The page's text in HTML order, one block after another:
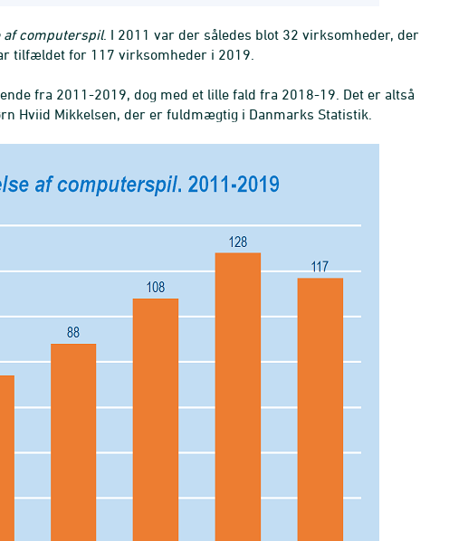
af computerspil. I 2011 var der således blot 32 virksomheder, der
tilfældet for 117 virksomheder i 2019.
fra 2011-2019, dog med et lille fald fra 2018-19. Det er altså
Hviid Mikkelsen, der er fuldmægtig i Danmarks Statistik.